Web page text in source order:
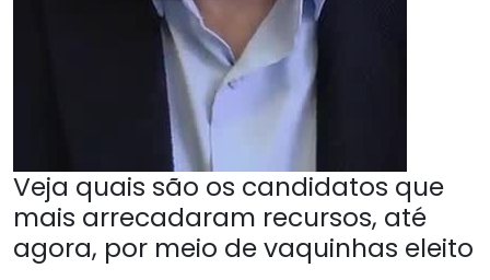
Veja quais são os candidatos que
mais arrecadaram recursos, até
agora, por meio de vaquinhas eleito